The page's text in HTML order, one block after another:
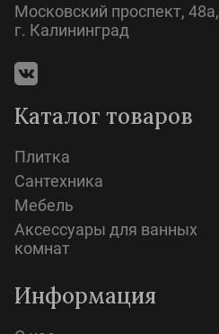
Московский проспект, 48а,
г. Калининград
Каталог товаров
Плитка
Сантехника
Мебель
Аксессуары для ванных
комнат
Информация